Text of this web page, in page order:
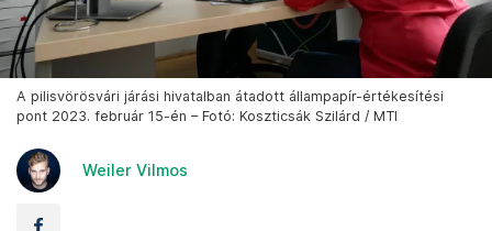
A pilisvörösvári járási hivatalban átadott állampapír-értékesítési
pont 2023. február 15-én – Fotó: Koszticsák Szilárd / MTI
Weiler Vilmos